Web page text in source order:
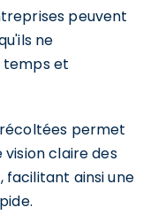
peuvent
ne
temps et
récoltées permet
claire des
ainsi une